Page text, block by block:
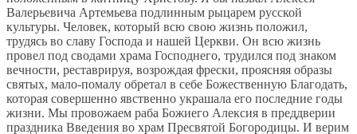
Валерьевича Артемьева подлинным рыцарем русской
культуры. Человек, который всю свою жизнь положил,
трудясь во славу Господа и нашей Церкви. Он всю жизнь
провел под сводами храма Господнего, трудился под знаком
вечности, реставрируя, возрождая фрески, проясняя образы
святых, мало-помалу обретал в себе Божественную Благодать,
которая совершенно явственно украшала его последние годы
жизни. Мы провожаем раба Божиего Алексия в преддверии
праздника Введения во храм Пресвятой Богородицы. И верим